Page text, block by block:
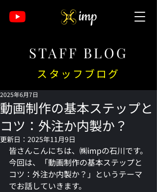
STAFF BLOG
スタッフブログ
動画制作の基本ステップと
コツ：外注か内製か？
2025年6月7日
更新日： 2025年11月9日
皆さんこんにちは、㈱impの石川です。
今回は、「動画制作の基本ステップと
コツ：外注か内製か？ 」というテーマ
でお話していきます。